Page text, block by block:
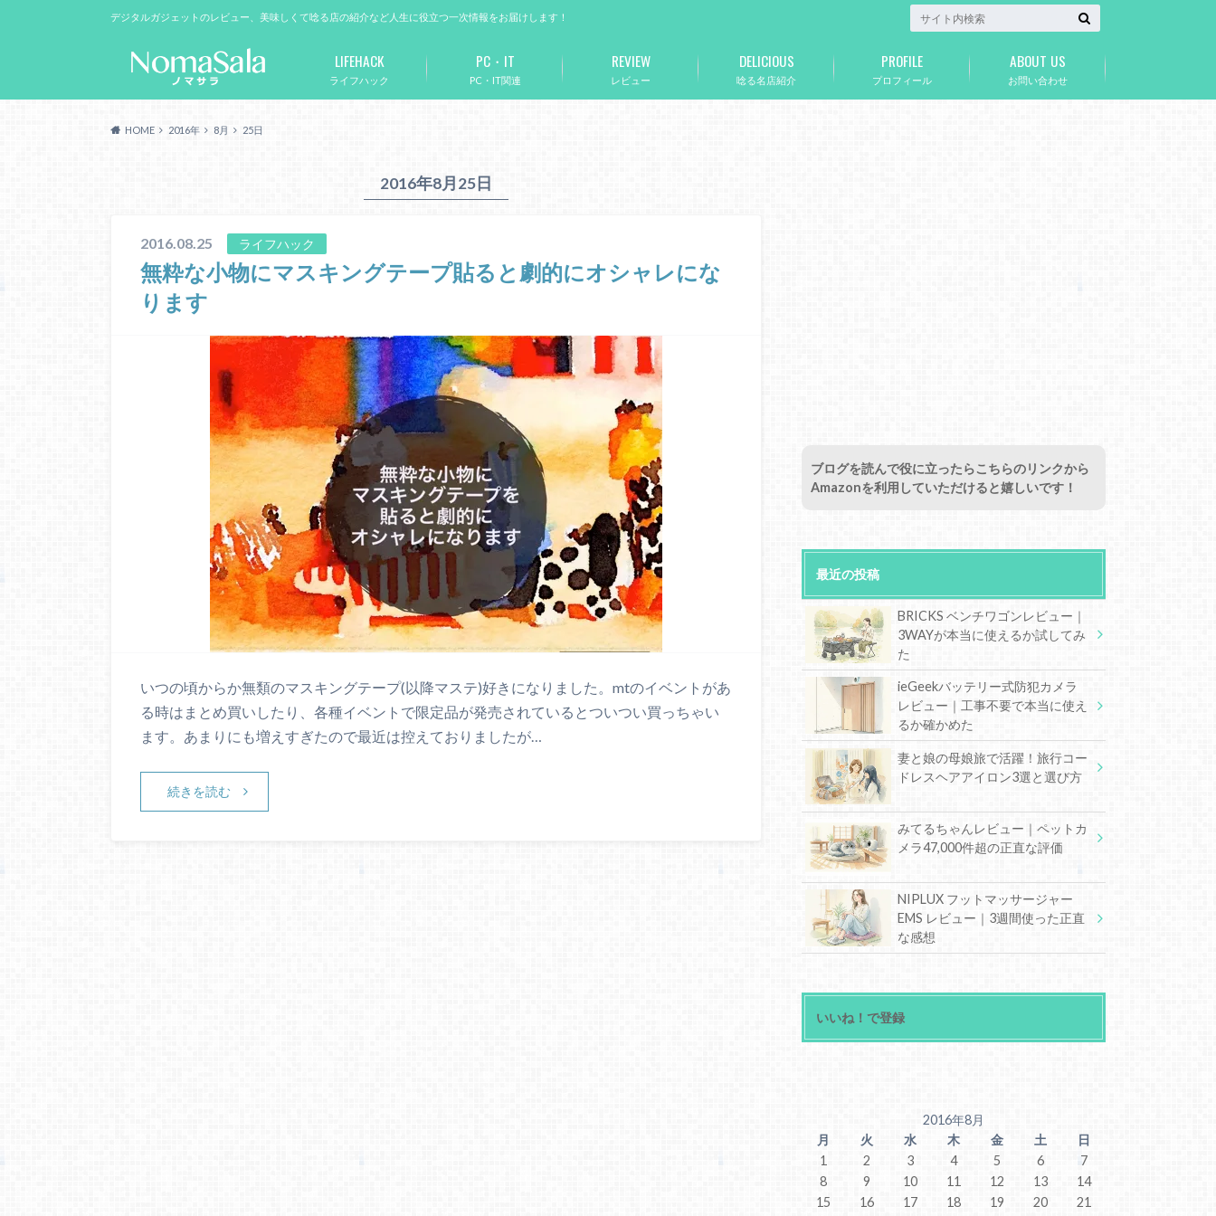
デジタルガジェットのレビュー、美味しくて唸る店の紹介など人生に役立つ一次情報をお届けします！
ライフハック
LIFEHACK
PC・IT関連
PC・IT
レビュー
REVIEW
唸る名店紹介
DELICIOUS
プロフィール
PROFILE
お問い合わせ
ABOUT US
HOME 2016年 8月 25日
2016年8月25日
2016.08.25 ライフハック
無粋な小物にマスキングテープ貼ると劇的にオシャレにな
ります
いつの頃からか無類のマスキングテープ(以降マステ)好きになりました。mtのイベントがあ
る時はまとめ買いしたり、各種イベントで限定品が発売されているとついつい買っちゃい
ます。あまりにも増えすぎたので最近は控えておりましたが…
続きを読む
ブログを読んで役に立ったらこちらのリンクから
Amazonを利用していただけると嬉しいです！
最近の投稿
BRICKS ベンチワゴンレビュー｜
3WAYが本当に使えるか試してみ
た
ieGeekバッテリー式防犯カメラ
レビュー｜工事不要で本当に使え
るか確かめた
妻と娘の母娘旅で活躍！旅行コー
ドレスヘアアイロン3選と選び方
みてるちゃんレビュー｜ペットカ
メラ47,000件超の正直な評価
NIPLUX フットマッサージャー
EMS レビュー｜3週間使った正直
な感想
いいね！で登録
2016年8月
月
火 水 木 金 土
日
1
2 3 4 5 6
7
8
9 10 11 12 13
14
15
16 17 18 19 20
21